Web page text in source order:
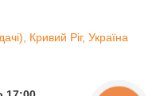
Кривий Ріг, Україна